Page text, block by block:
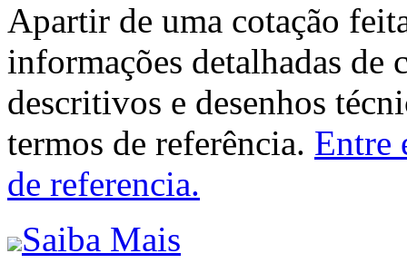
Apartir de uma cotação
informações detalhadas de
descritivos e desenhos
termos de referência. Entre
de referencia.
Saiba Mais